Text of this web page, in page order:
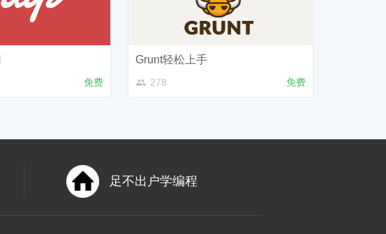
免费
Grunt轻松上手
278 免费
足不出户学编程